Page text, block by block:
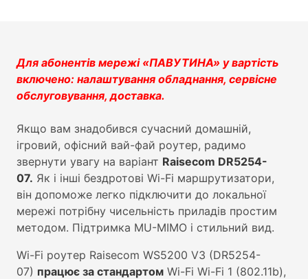
Для абонентів мережі «ПАВУТИНА» у вартість
включено: налаштування обладнання, сервісне
обслуговування, доставка.
Якщо вам знадобився сучасний домашній,
ігровий, офісний вай-фай роутер, радимо
звернути увагу на варіант Raisecom DR5254-
07. Як і інші бездротові Wi-Fi маршрутизатори,
він допоможе легко підключити до локальної
мережі потрібну чисельність приладів простим
методом. Підтримка MU-MIMO і стильний вид.
Wi-Fi роутер Raisecom WS5200 V3 (DR5254-
07) працює за стандартом Wi-Fi Wi-Fi 1 (802.11b),